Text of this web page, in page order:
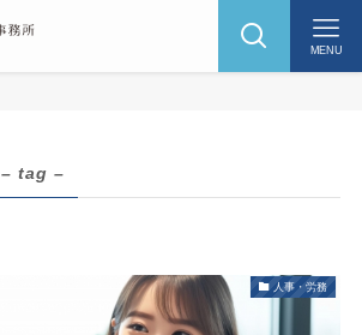
MENU
– tag –
人事・労務